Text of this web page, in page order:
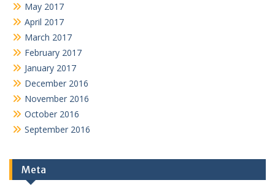
May 2017
April 2017
March 2017
February 2017
January 2017
December 2016
November 2016
October 2016
September 2016
Meta